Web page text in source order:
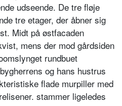
udseende. De tre fløje
tre etager, der åbner sig
Midt på østfacaden
mens der mod gårdsiden
rundbuet
og hans hustrus
flade murpiller med
stammer ligeledes